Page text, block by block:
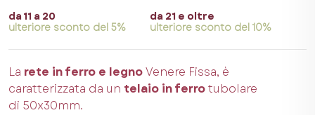
da 11 a 20
ulteriore sconto del 5%
da 21 e oltre
ulteriore sconto del 10%
La rete in ferro e legnoVenere Fissa, è
caratterizzata da un telaio in ferrotubolare
di 50x30mm.